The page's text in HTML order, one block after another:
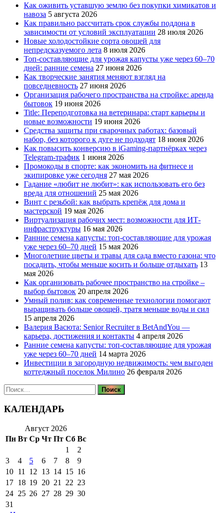
Как оживить уставшую землю без покупки химикатов и
навоза 5 августа 2026
Как правильно рассчитать срок службы поддона в
зависимости от условий эксплуатации 28 июля 2026
Новые холодостойкие сорта овощей для
непредсказуемого лета 8 июля 2026
Топ-составляющие для урожая капусты уже через 60–70
дней: ранние семена 27 июня 2026
Как творческие занятия меняют взгляд на
повседневность 27 июня 2026
Организация рабочего пространства на стройке: аренда
бытовок 19 июня 2026
Title: Переподготовка на ветеринара: старт карьеры и
новые возможности 19 июня 2026
Средства защиты при сварочных работах: базовый
набор, без которого к дуге не подходят 18 июня 2026
Как повысить конверсию в iGaming-партнёрках через
Telegram-трафик 1 июня 2026
Промокоды в спорте: как экономить на фитнесе и
экипировке уже сегодня 27 мая 2026
Гадание «любит не любит»: как использовать его без
вреда для отношений 25 мая 2026
Винт с резьбой: как выбрать крепёж для дома и
мастерской 19 мая 2026
Виртуализация рабочих мест: возможности для ИТ-
инфраструктуры 16 мая 2026
Ранние семена капусты: топ‑составляющие для урожая
уже через 60–70 дней 15 мая 2026
Многолетние цветы и травы для сада вместо газона: что
посадить, чтобы меньше косить и больше отдыхать 13
мая 2026
Как организовать рабочее пространство на стройке –
выбор бытовок 20 апреля 2026
Умный полив: как современные технологии помогают
выращивать больше овощей, тратя меньше воды и сил
15 апреля 2026
Валерия Васюта: Senior Recruiter в BetAndYou —
карьера, достижения и контакты 4 апреля 2026
Ранние семена капусты: топ‑составляющие для урожая
уже через 60–70 дней 14 марта 2026
Инвестиции в загородную недвижимость: чем выгоден
коттеджный поселок Милино 26 февраля 2026
Найти:
КАЛЕНДАРЬ
Август 2026
Пн Вт Ср Чт Пт Сб Вс
1
2
3
4 5 6 7 8
9
10 11 12 13 14 15 16
17 18 19 20 21 22 23
24 25 26 27 28 29 30
31